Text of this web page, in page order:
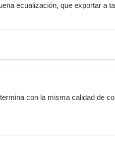
ecualización, que exportar a
con la misma calidad de